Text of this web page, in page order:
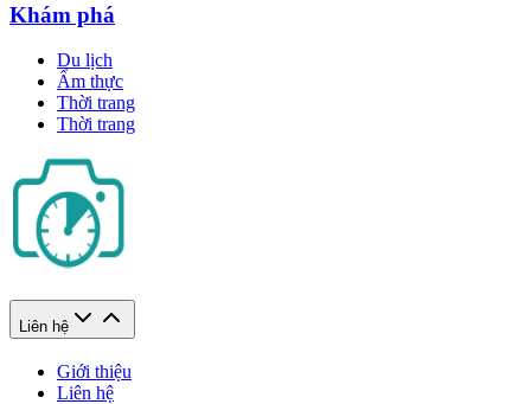
Khám phá
Du lịch
Ẩm thực
Thời trang
Thời trang
Liên hệ
Giới thiệu
Liên hệ